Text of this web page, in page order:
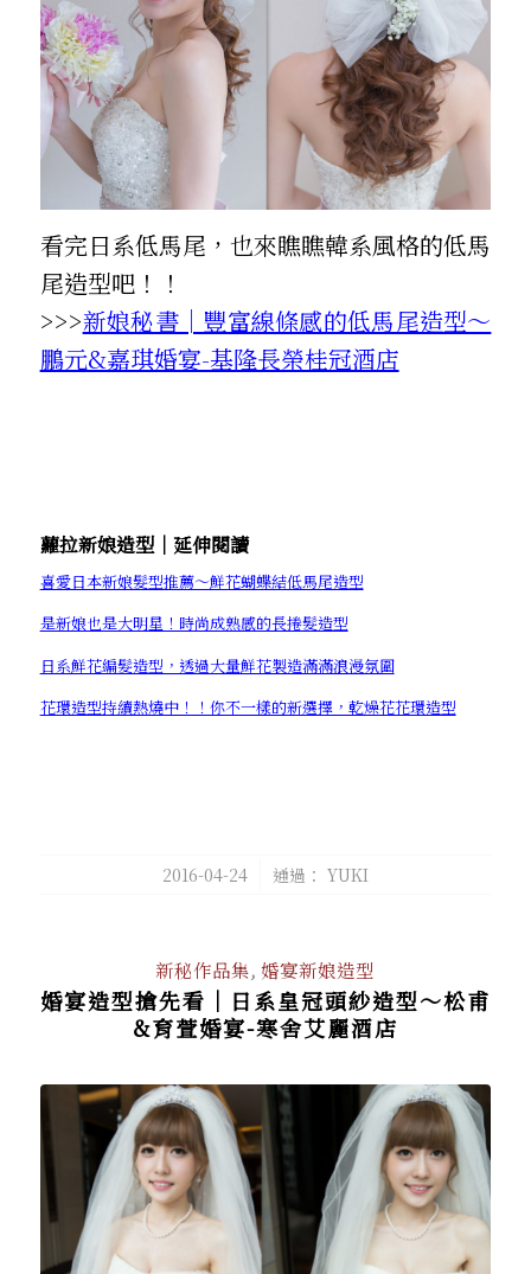
看完日系低馬尾，也來瞧瞧韓系風格的低馬
尾造型吧！！
>>>新娘秘書│豐富線條感的低馬尾造型～
鵬元&嘉琪婚宴-基隆長榮桂冠酒店
蘿拉新娘造型│延伸閱讀
喜愛日本新娘髮型推薦～鮮花蝴蝶結低馬尾造型
是新娘也是大明星！時尚成熟感的長捲髮造型
日系鮮花編髮造型，透過大量鮮花製造滿滿浪漫氛圍
花環造型持續熱燒中！！你不一樣的新選擇，乾燥花花環造型
2016-04-24
/ 通過： YUKI
新秘作品集,婚宴新娘造型
婚宴造型搶先看│日系皇冠頭紗造型～松甫
&育萱婚宴-寒舍艾麗酒店